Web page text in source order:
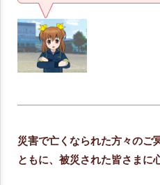
災害で亡くなられた方々のご
ともに、被災された皆さまに